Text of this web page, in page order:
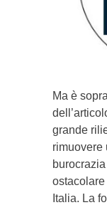
Ma è
grande
rimuovere
Italia. La